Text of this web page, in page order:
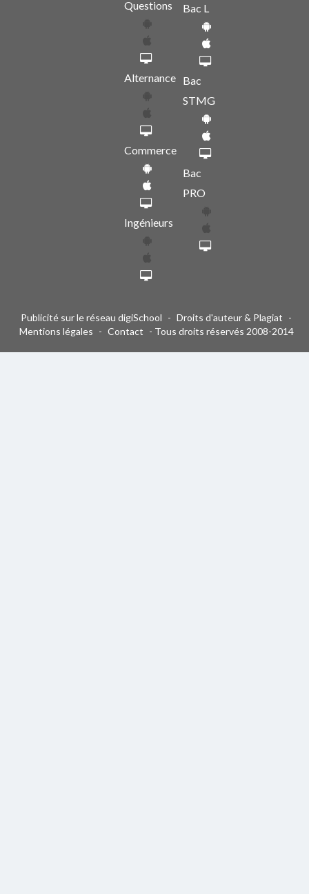
Questions
Alternance
Commerce
Ingénieurs
Bac L
Bac
STMG
Bac
PRO
Publicité sur le réseau digiSchool - Droits d'auteur & Plagiat -
Mentions légales - Contact - Tous droits réservés 2008-2014